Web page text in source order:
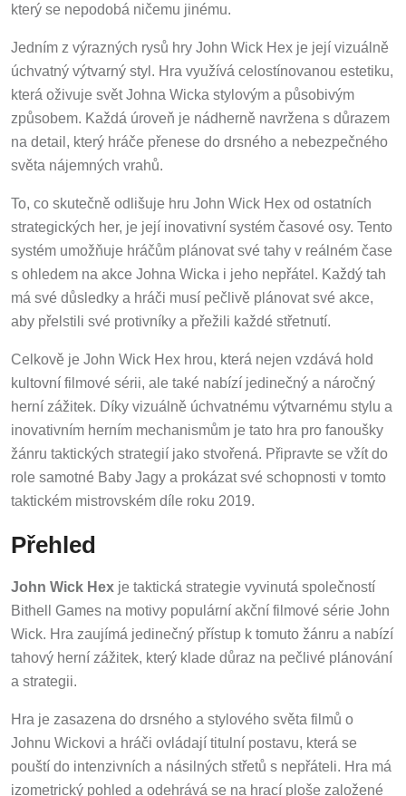
který se nepodobá ničemu jinému.
Jedním z výrazných rysů hry John Wick Hex je její vizuálně
úchvatný výtvarný styl. Hra využívá celostínovanou estetiku,
která oživuje svět Johna Wicka stylovým a působivým
způsobem. Každá úroveň je nádherně navržena s důrazem
na detail, který hráče přenese do drsného a nebezpečného
světa nájemných vrahů.
To, co skutečně odlišuje hru John Wick Hex od ostatních
strategických her, je její inovativní systém časové osy. Tento
systém umožňuje hráčům plánovat své tahy v reálném čase
s ohledem na akce Johna Wicka i jeho nepřátel. Každý tah
má své důsledky a hráči musí pečlivě plánovat své akce,
aby přelstili své protivníky a přežili každé střetnutí.
Celkově je John Wick Hex hrou, která nejen vzdává hold
kultovní filmové sérii, ale také nabízí jedinečný a náročný
herní zážitek. Díky vizuálně úchvatnému výtvarnému stylu a
inovativním herním mechanismům je tato hra pro fanoušky
žánru taktických strategií jako stvořená. Připravte se vžít do
role samotné Baby Jagy a prokázat své schopnosti v tomto
taktickém mistrovském díle roku 2019.
Přehled
John Wick Hex je taktická strategie vyvinutá společností
Bithell Games na motivy populární akční filmové série John
Wick. Hra zaujímá jedinečný přístup k tomuto žánru a nabízí
tahový herní zážitek, který klade důraz na pečlivé plánování
a strategii.
Hra je zasazena do drsného a stylového světa filmů o
Johnu Wickovi a hráči ovládají titulní postavu, která se
pouští do intenzivních a násilných střetů s nepřáteli. Hra má
izometrický pohled a odehrává se na hrací ploše založené